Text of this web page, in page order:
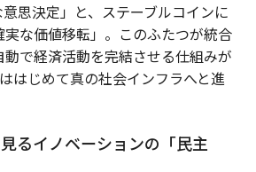
思決定」と、ステーブルコインに
な価値移転」。このふたつが統合
で経済活動を完結させる仕組みが
はじめて真の社会インフラへと進
るイノベーションの「民主